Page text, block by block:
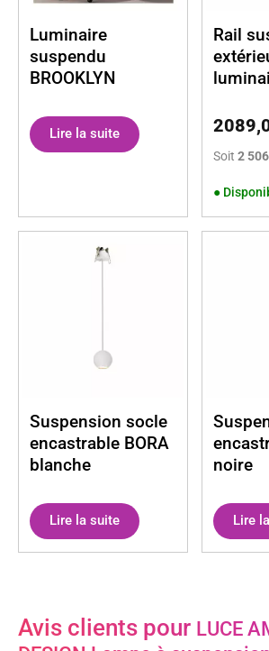
Luminaire
suspendu
BROOKLYN
Lire la suite
Rail
Soit 2
●
Suspension socle
encastrable BORA
blanche
Lire la suite
noire
Lire
Avis clients pour LUCE